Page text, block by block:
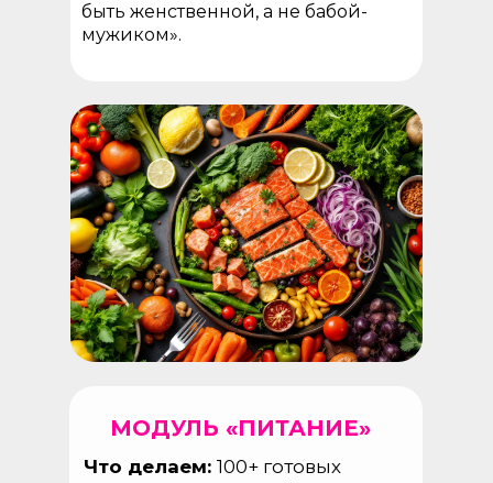
Что делаем: 100+ готовых
МОДУЛЬ «ПИТАНИЕ»
быть женственной, а не бабой-
мужиком».